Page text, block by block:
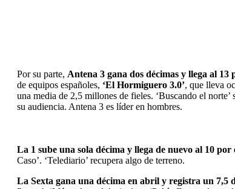
Por su parte, Antena 3 gana dos décimas y llega al 13
de equipos españoles, ‘El Hormiguero 3.0’, que lleva
una media de 2,5 millones de fieles. ‘Buscando el
su audiencia. Antena 3 es líder en hombres.
La 1 sube una sola décima y llega de nuevo al 10 por
Caso’. ‘Telediario’ recupera algo de terreno.
La Sexta gana una décima en abril y registra un 7,5